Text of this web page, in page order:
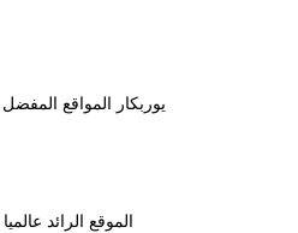
يوربكار المواقع
الموقع الرائد